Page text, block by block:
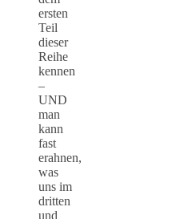
ersten
Teil
dieser
Reihe
kennen
–
UND
man
kann
fast
erahnen,
was
uns im
dritten
und